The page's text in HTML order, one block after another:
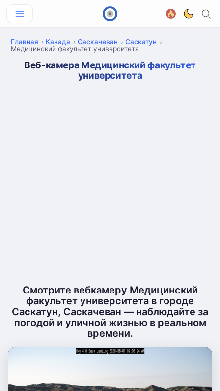
Главная Канада Саскачеван
Саскатун
Медицинский факультет университета
Веб-камера Медицинский факультет
университета
Смотрите вебкамеру Медицинский
факультет университета в городе
Саскатун, Саскачеван — наблюдайте за
погодой и уличной жизнью в реальном
времени.